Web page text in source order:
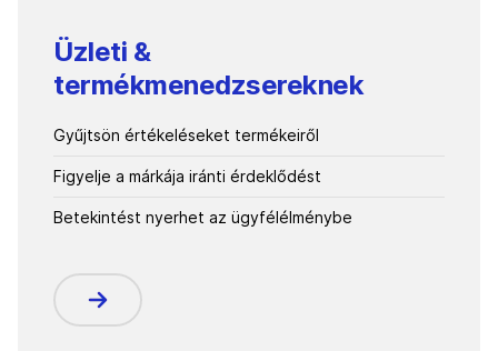
Üzleti &
termékmenedzsereknek
Gyűjtsön értékeléseket termékeiről
Figyelje a márkája iránti érdeklődést
Betekintést nyerhet az ügyfélélménybe